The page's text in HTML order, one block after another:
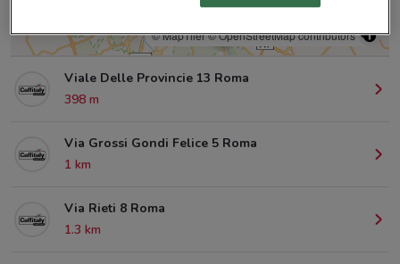
© MapTiler© OpenStreetMap contributors
Viale Delle Provincie 13 Roma
398 m
Via Grossi Gondi Felice 5 Roma
1 km
Via Rieti 8 Roma
1.3 km